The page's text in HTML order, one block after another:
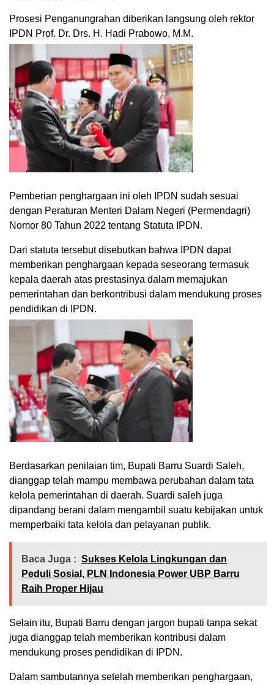
Prosesi Penganungrahan diberikan langsung oleh rektor
IPDN Prof. Dr. Drs. H. Hadi Prabowo, M.M.
Pemberian penghargaan ini oleh IPDN sudah sesuai
dengan Peraturan Menteri Dalam Negeri (Permendagri)
Nomor 80 Tahun 2022 tentang Statuta IPDN.
Dari statuta tersebut disebutkan bahwa IPDN dapat
memberikan penghargaan kepada seseorang termasuk
kepala daerah atas prestasinya dalam memajukan
pemerintahan dan berkontribusi dalam mendukung proses
pendidikan di IPDN.
Berdasarkan penilaian tim, Bupati Barru Suardi Saleh,
dianggap telah mampu membawa perubahan dalam tata
kelola pemerintahan di daerah. Suardi saleh juga
dipandang berani dalam mengambil suatu kebijakan untuk
memperbaiki tata kelola dan pelayanan publik.
Baca Juga : Sukses Kelola Lingkungan dan
Peduli Sosial, PLN Indonesia Power UBP Barru
Raih Proper Hijau
Selain itu, Bupati Barru dengan jargon bupati tanpa sekat
juga dianggap telah memberikan kontribusi dalam
mendukung proses pendidikan di IPDN.
Dalam sambutannya setelah memberikan penghargaan,